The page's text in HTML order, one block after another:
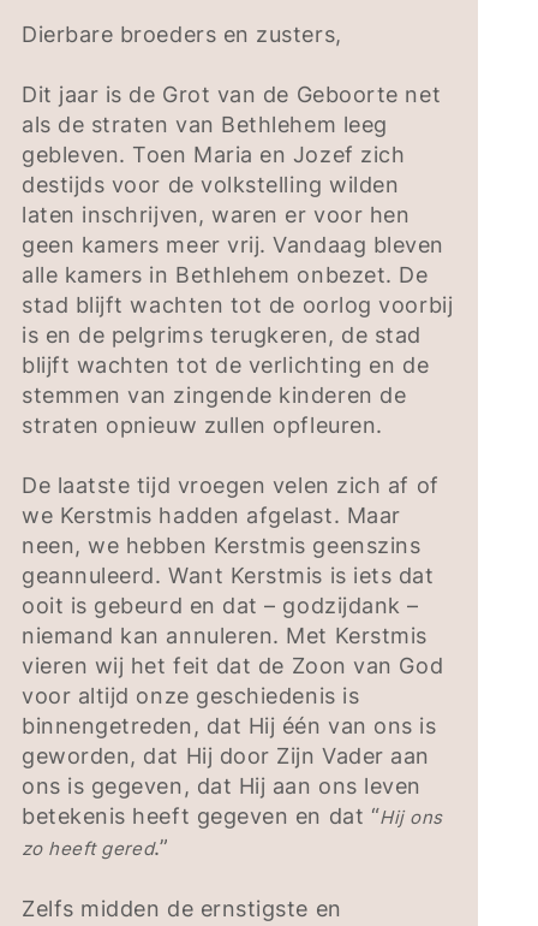
Dierbare broeders en zusters,
Dit jaar is de Grot van de Geboorte net
als de straten van Bethlehem leeg
gebleven. Toen Maria en Jozef zich
destijds voor de volkstelling wilden
laten inschrijven, waren er voor hen
geen kamers meer vrij. Vandaag bleven
alle kamers in Bethlehem onbezet. De
stad blijft wachten tot de oorlog voorbij
is en de pelgrims terugkeren, de stad
blijft wachten tot de verlichting en de
stemmen van zingende kinderen de
straten opnieuw zullen opfleuren.
De laatste tijd vroegen velen zich af of
we Kerstmis hadden afgelast. Maar
neen, we hebben Kerstmis geenszins
geannuleerd. Want Kerstmis is iets dat
ooit is gebeurd en dat – godzijdank –
niemand kan annuleren. Met Kerstmis
vieren wij het feit dat de Zoon van God
voor altijd onze geschiedenis is
binnengetreden, dat Hij één van ons is
geworden, dat Hij door Zijn Vader aan
ons is gegeven, dat Hij aan ons leven
betekenis heeft gegeven en dat “Hij ons
zo heeft gered.”
Zelfs midden de ernstigste en